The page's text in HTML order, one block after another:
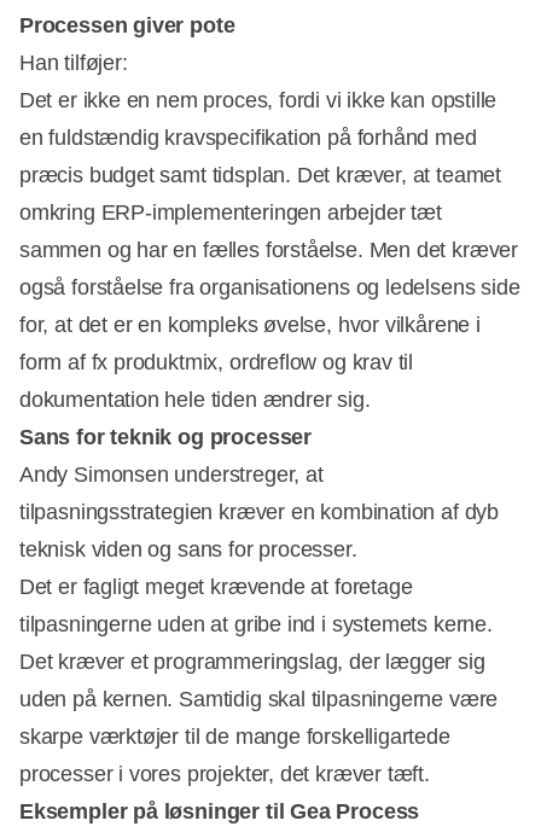
Processen giver pote
Han tilføjer:
Det er ikke en nem proces, fordi vi ikke kan opstille
en fuldstændig kravspecifikation på forhånd med
præcis budget samt tidsplan. Det kræver, at teamet
omkring ERP-implementeringen arbejder tæt
sammen og har en fælles forståelse. Men det kræver
også forståelse fra organisationens og ledelsens side
for, at det er en kompleks øvelse, hvor vilkårene i
form af fx produktmix, ordreflow og krav til
dokumentation hele tiden ændrer sig.
Sans for teknik og processer
Andy Simonsen understreger, at
tilpasningsstrategien kræver en kombination af dyb
teknisk viden og sans for processer.
Det er fagligt meget krævende at foretage
tilpasningerne uden at gribe ind i systemets kerne.
Det kræver et programmeringslag, der lægger sig
uden på kernen. Samtidig skal tilpasningerne være
skarpe værktøjer til de mange forskelligartede
processer i vores projekter, det kræver tæft.
Eksempler på løsninger til Gea Process